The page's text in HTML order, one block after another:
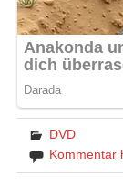
DVD
Kommentar